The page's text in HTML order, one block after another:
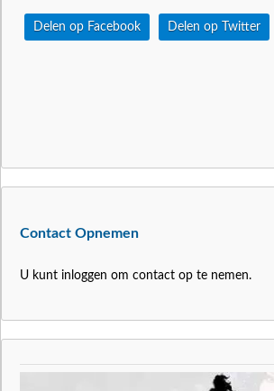
Delen op Facebook Delen op Twitter
Contact Opnemen
U kunt inloggen om contact op te nemen.